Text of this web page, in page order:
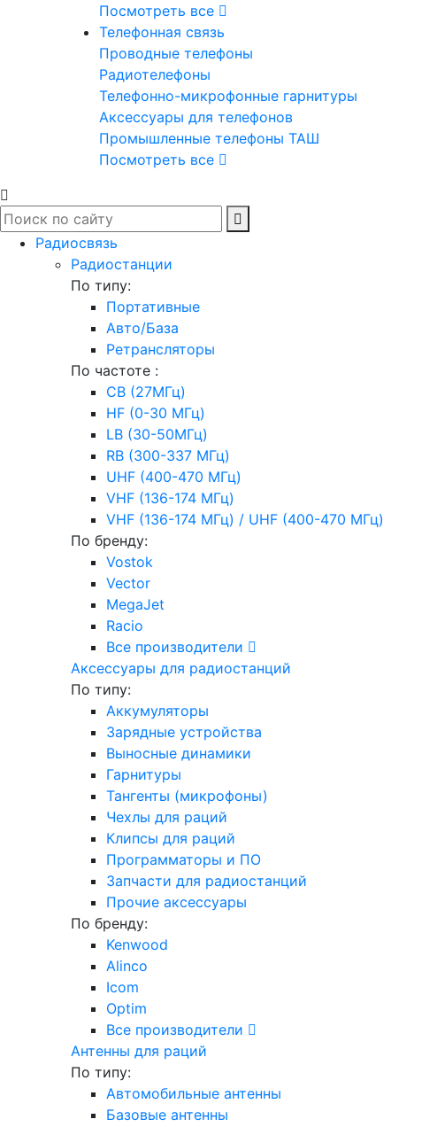
Посмотреть все
Телефонная связь
Проводные телефоны
Радиотелефоны
Телефонно-микрофонные гарнитуры
Аксессуары для телефонов
Промышленные телефоны ТАШ
Посмотреть все
Радиосвязь
Радиостанции
По типу:
Портативные
Авто/База
Ретрансляторы
По частоте :
CB (27МГц)
HF (0-30 МГц)
LB (30-50МГц)
RB (300-337 МГц)
UHF (400-470 МГц)
VHF (136-174 МГц)
VHF (136-174 МГц) / UHF (400-470 МГц)
По бренду:
Vostok
Vector
MegaJet
Racio
Все производители
Аксессуары для радиостанций
По типу:
Аккумуляторы
Зарядные устройства
Выносные динамики
Гарнитуры
Тангенты (микрофоны)
Чехлы для раций
Клипсы для раций
Программаторы и ПО
Запчасти для радиостанций
Прочие аксессуары
По бренду:
Kenwood
Alinco
Icom
Optim
Все производители
Антенны для раций
По типу:
Автомобильные антенны
Базовые антенны